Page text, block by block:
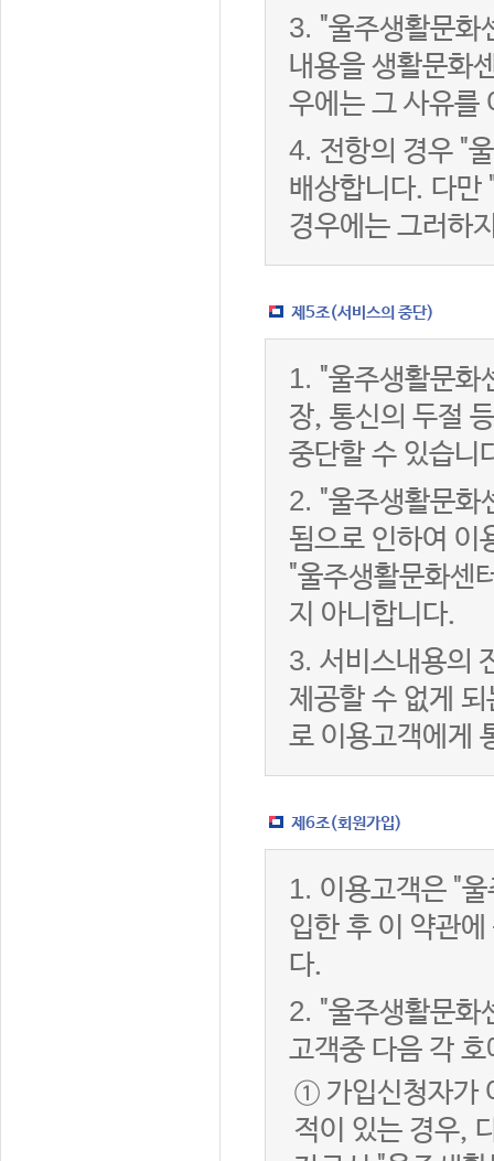
3. "울주생활문화
내용을 생활문화
우에는 그 사유를
4. 전항의 경우 "
배상합니다. 다만
경우에는 그러하
제5조(서비스의 중단)
1. "울주생활문화
장, 통신의 두절
중단할 수 있습니
2. "울주생활문화
됨으로 인하여 이
"울주생활문화센
지 아니합니다.
3. 서비스내용의
제공할 수 없게
로 이용고객에게
제6조(회원가입)
1. 이용고객은 "
입한 후 이 약관
다.
2. "울주생활문화
고객중 다음 각
① 가입신청자가
적이 있는 경우,